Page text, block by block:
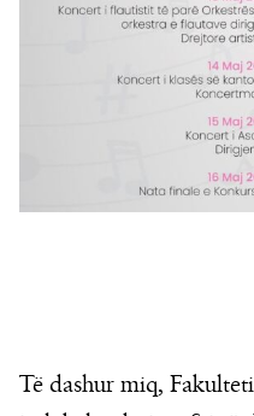
Të dashur miq,